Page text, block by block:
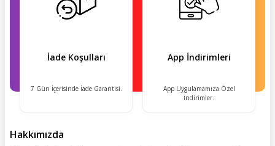
İade Koşulları
7 Gün İçerisinde İade Garantisi.
App İndirimleri
App Uygulamamıza Özel
İndirimler.
Hakkımızda